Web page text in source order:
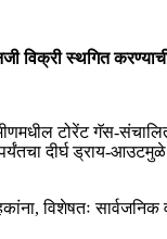
विक्री स्थगित
टोरेंट गॅस-
दीर्घ ड्राय-
विशेषतः सार्वजनिक